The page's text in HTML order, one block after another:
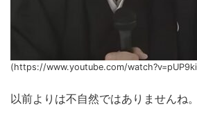
(https://www.youtube.com/
以前よりは不自然ではありませんね。